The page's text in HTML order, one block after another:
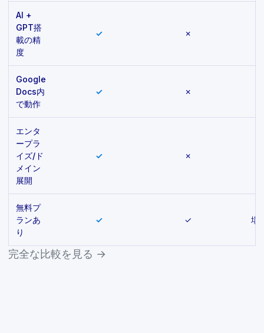
AI +
GPT搭
載の精
度
✓ ✗
Google
Docs内
で動作
✓ ✗
エンタ
ープラ
イズ/ド
メイン
展開
✓ ✗
無料プ
ランあ
り
✓ ✓ 場
完全な比較を見る →